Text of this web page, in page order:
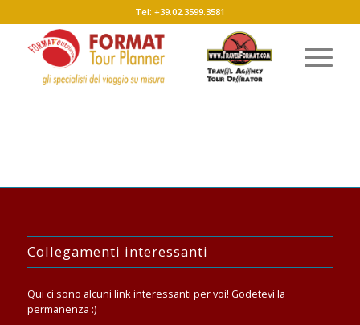
Tel: +39.02.3599.3581
Collegamenti interessanti
Qui ci sono alcuni link interessanti per voi! Godetevi la
permanenza :)